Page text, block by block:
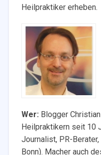
Heilpraktiker erheben.
Wer: Blogger
Heilpraktikern seit 10
Journalist, PR-
Bonn). Macher auch